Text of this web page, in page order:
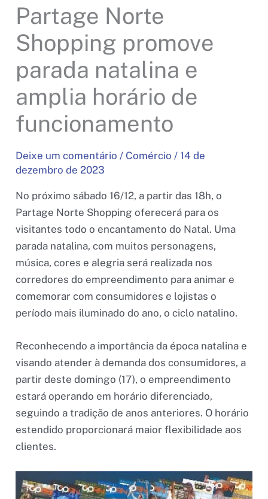
Partage Norte
Shopping promove
parada natalina e
amplia horário de
funcionamento
Deixe um comentário / Comércio /14 de
dezembro de 2023
No próximo sábado 16/12, a partir das 18h, o
Partage Norte Shopping oferecerá para os
visitantes todo o encantamento do Natal. Uma
parada natalina, com muitos personagens,
música, cores e alegria será realizada nos
corredores do empreendimento para animar e
comemorar com consumidores e lojistas o
período mais iluminado do ano, o ciclo natalino.
Reconhecendo a importância da época natalina e
visando atender à demanda dos consumidores, a
partir deste domingo (17), o empreendimento
estará operando em horário diferenciado,
seguindo a tradição de anos anteriores. O horário
estendido proporcionará maior flexibilidade aos
clientes.